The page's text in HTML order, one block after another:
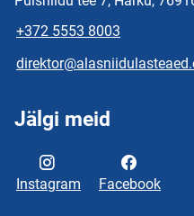
+372 5553 8003
Jälgi meid
Instagram Facebook